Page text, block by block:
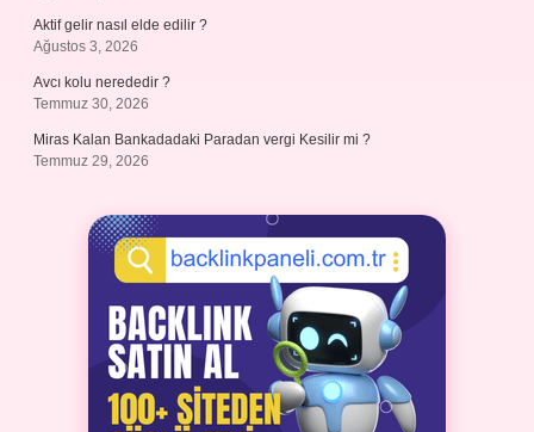
Aktif gelir nasıl elde edilir ?
Ağustos 3, 2026
Avcı kolu nerededir ?
Temmuz 30, 2026
Miras Kalan Bankadadaki Paradan vergi Kesilir mi ?
Temmuz 29, 2026